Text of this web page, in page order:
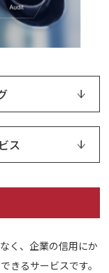
ス
く、企業の信用にか
きるサービスです。